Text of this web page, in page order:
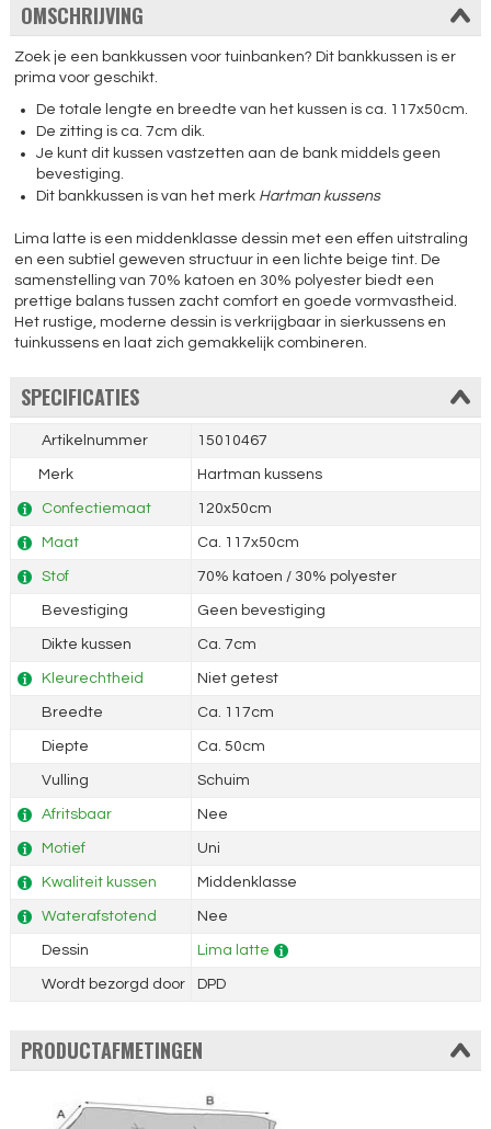
OMSCHRIJVING
Zoek je een bankkussen voor tuinbanken? Dit bankkussen is er
prima voor geschikt.
De totale lengte en breedte van het kussen is ca. 117x50cm.
De zitting is ca. 7cm dik.
Je kunt dit kussen vastzetten aan de bank middels geen
bevestiging.
Dit bankkussen is van het merk Hartman kussens
Lima latte is een middenklasse dessin met een effen uitstraling
en een subtiel geweven structuur in een lichte beige tint. De
samenstelling van 70% katoen en 30% polyester biedt een
prettige balans tussen zacht comfort en goede vormvastheid.
Het rustige, moderne dessin is verkrijgbaar in sierkussens en
tuinkussens en laat zich gemakkelijk combineren.
SPECIFICATIES
Artikelnummer 15010467
Merk Hartman kussens
Confectiemaat 120x50cm
Maat Ca. 117x50cm
Stof 70% katoen / 30% polyester
Bevestiging Geen bevestiging
Dikte kussen Ca. 7cm
Kleurechtheid Niet getest
Breedte Ca. 117cm
Diepte Ca. 50cm
Vulling Schuim
Afritsbaar Nee
Motief Uni
Kwaliteit kussen Middenklasse
Waterafstotend Nee
Dessin Lima latte
Wordt bezorgd door DPD
PRODUCTAFMETINGEN